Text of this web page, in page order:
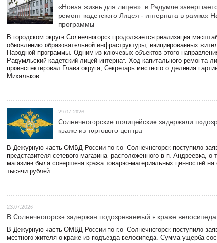
«Новая жизнь для лицея»: в Радумле
ремонт кадетского Лицея - интерната в рамках
программы
В городском округе Солнечногорск продолжается реализация
обновлению образовательной инфраструктуры, инициированных
Народной программы. Одним из ключевых объектов этого
Радумльский кадетский лицей-интернат. Ход капитального ремонта
проинспектировал Глава округа, Секретарь местного отделения
Михальков.
29.07.2026
Солнечногорские полицейские задержали
краже из торгового центра
В Дежурную часть ОМВД России по г.о. Солнечногорск поступило
представителя сетевого магазина, расположенного в п. Андреевка, о
магазине была совершена кража товарно-материальных ценностей
тысячи рублей.
23.07.2026
В Солнечногорске задержан подозреваемый в краже велосипеда
В Дежурную часть ОМВД России по г.о. Солнечногорск поступило
местного жителя о краже из подъезда велосипеда. Сумма ущерба